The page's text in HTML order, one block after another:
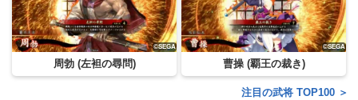
周勃 (左袒の尋問) 曹操 (覇王の裁き)
注目の武将 TOP100 ＞